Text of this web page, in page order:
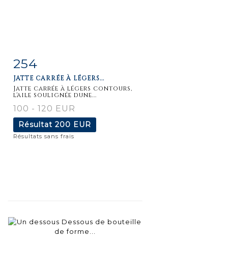
Fiche
détaillée
254
JATTE CARRÉE À LÉGERS...
Jatte carrée à légers contours,
l'aile soulignée dune...
100 - 120 EUR
Résultat 200 EUR
Résultats sans frais